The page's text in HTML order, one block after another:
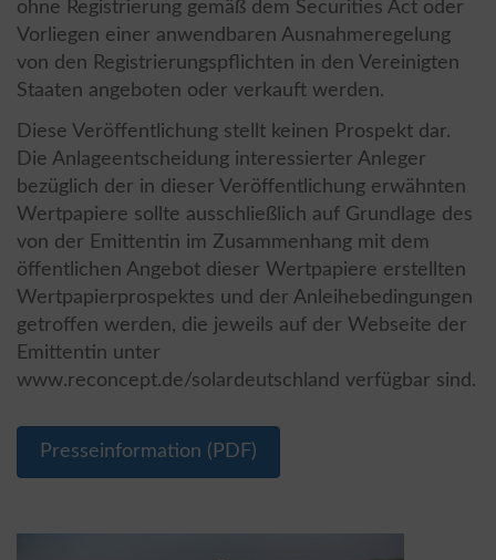
ohne Registrierung gemäß dem Securities Act oder
Vorliegen einer anwendbaren Ausnahmeregelung
von den Registrierungspflichten in den Vereinigten
Staaten angeboten oder verkauft werden.
Diese Veröffentlichung stellt keinen Prospekt dar.
Die Anlageentscheidung interessierter Anleger
bezüglich der in dieser Veröffentlichung erwähnten
Wertpapiere sollte ausschließlich auf Grundlage des
von der Emittentin im Zusammenhang mit dem
öffentlichen Angebot dieser Wertpapiere erstellten
Wertpapierprospektes und der Anleihebedingungen
getroffen werden, die jeweils auf der Webseite der
Emittentin unter
www.reconcept.de/solardeutschland verfügbar sind.
Presseinformation (PDF)